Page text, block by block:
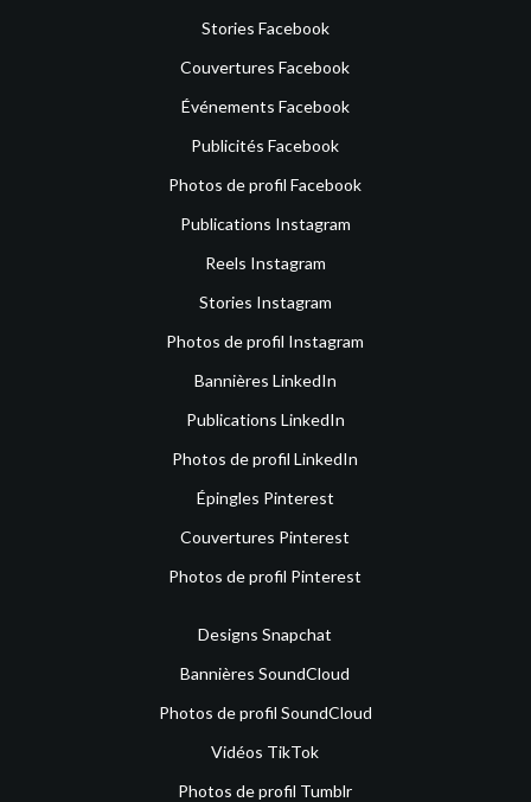
Stories Facebook
Couvertures Facebook
Événements Facebook
Publicités Facebook
Photos de profil Facebook
Publications Instagram
Reels Instagram
Stories Instagram
Photos de profil Instagram
Bannières LinkedIn
Publications LinkedIn
Photos de profil LinkedIn
Épingles Pinterest
Couvertures Pinterest
Photos de profil Pinterest
Designs Snapchat
Bannières SoundCloud
Photos de profil SoundCloud
Vidéos TikTok
Photos de profil Tumblr